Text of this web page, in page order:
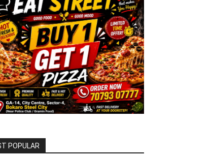
POPULAR